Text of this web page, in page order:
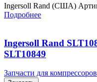
Ingersoll Rand (США)
Подробнее
Ingersoll Rand
SLT10849
Запчасти для компрессоров